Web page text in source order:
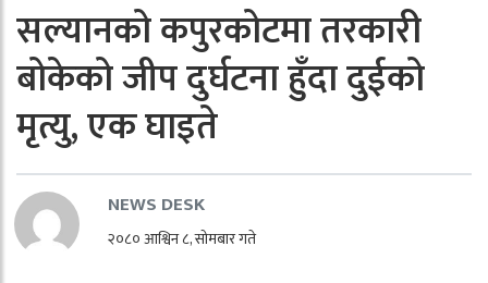
सल्यानको कपुरकोटमा तरकारी
बोकेको जीप दुर्घटना हुँदा दुईको
मृत्यु, एक घाइते
NEWS DESK
२०८० आश्विन ८, सोमबार गते